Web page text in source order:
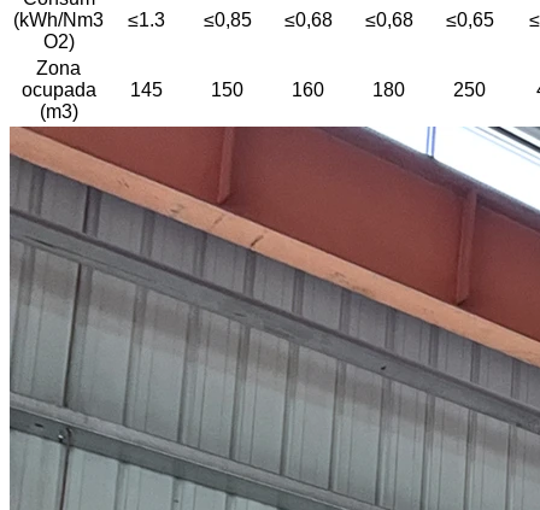
(kWh/Nm3
O2)
≤1.3 ≤0,85 ≤0,68 ≤0,68 ≤0,65
Zona
ocupada
(m3)
145 150 160 180 250